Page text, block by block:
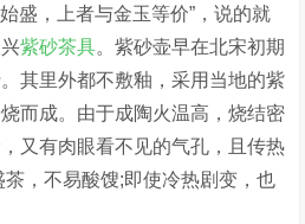
盛，上者与金玉等价”，说的就
紫砂茶具。紫砂壶早在北宋初期
其里外都不敷釉，采用当地的紫
而成。由于成陶火温高，烧结密
又有肉眼看不见的气孔，且传热
，不易酸馊;即使冷热剧变，也